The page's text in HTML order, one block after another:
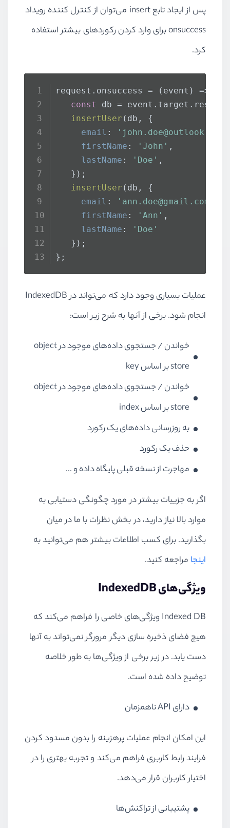
پس از ایجاد تابعinsert می‌توان از کنترل کننده رویداد
onsuccessبرای وارد کردن رکوردهای بیشتر استفاده
کرد.
request. onsuccess = ( event ) =>
const
db = event. target . result
insertUser (db, {
email :
'john.doe@outlook.com'
firstName : 'John' ,
lastName : 'Doe' ,
   });
insertUser (db, {
email : 'ann.doe@gmail.com'
firstName : 'Ann' ,
lastName :
'Doe'
   });
};
عملیات بسیاری وجود دارد که می‌تواند درIndexedDB
انجام شود. برخی از آنها به شرح زیر است:
خواندن / جستجوی داده‌های موجود درobject
storeبر اساسkey
خواندن / جستجوی داده‌های موجود درobject
storeبر اساسindex
به روزرسانی داده‌های یک رکورد
حذف یک رکورد
مهاجرت از نسخه قبلی پایگاه داده و ...
اگر به جزییات بیشتر در مورد چگونگی دستیابی به
موارد بالا نیاز دارید، در بخش نظرات با ما در میان
بگذارید. برای کسب اطلاعات بیشتر هم می‌توانید به
اینجا مراجعه کنید.
ویژگی‌هایIndexedDB
Indexed DB ویژگی‌های خاصی را فراهم می‌کند که
هیچ فضای ذخیره سازی دیگر مرورگر نمی‌تواند به آنها
دست یابد. در زیر برخی از ویژگی‌ها به طور خلاصه
توضیح داده شده است.
دارای APIناهمزمان
این امکان انجام عملیات پرهزینه را بدون مسدود کردن
فرایند رابط کاربری فراهم می‌کند و تجربه بهتری را در
اختیار کاربران قرار می‌دهد.
پشتیبانی از تراکنش‌ها